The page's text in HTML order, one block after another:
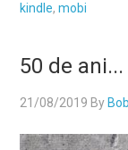
kindle,mobi
50 de ani...
21/08/2019 By